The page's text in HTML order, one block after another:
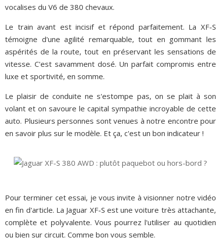
vocalises du V6 de 380 chevaux.
Le train avant est incisif et répond parfaitement. La XF-S
témoigne d'une agilité remarquable, tout en gommant les
aspérités de la route, tout en préservant les sensations de
vitesse. C'est savamment dosé. Un parfait compromis entre
luxe et sportivité, en somme.
Le plaisir de conduite ne s'estompe pas, on se plait à son
volant et on savoure le capital sympathie incroyable de cette
auto. Plusieurs personnes sont venues à notre encontre pour
en savoir plus sur le modèle. Et ça, c'est un bon indicateur !
Pour terminer cet essai, je vous invite à visionner notre vidéo
en fin d'article. La Jaguar XF-S est une voiture très attachante,
complète et polyvalente. Vous pourrez l'utiliser au quotidien
ou bien sur circuit. Comme bon vous semble.